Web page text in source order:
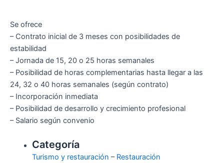
Se ofrece
– Contrato inicial de 3 meses con posibilidades de
estabilidad
– Jornada de 15, 20 o 25 horas semanales
– Posibilidad de horas complementarias hasta llegar a las
24, 32 o 40 horas semanales (según contrato)
– Incorporación inmediata
– Posibilidad de desarrollo y crecimiento profesional
– Salario según convenio
Categoría
Turismo y restauración – Restauración